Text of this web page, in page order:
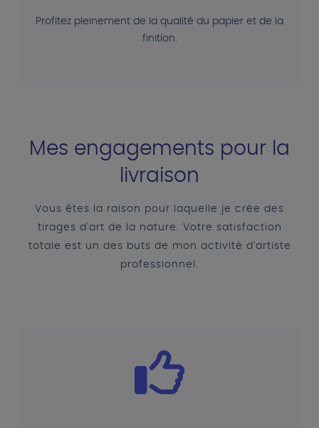
Profitez pleinement de la qualité du papier et de la
finition.
Mes engagements pour la
livraison
Vous êtes la raison pour laquelle je crée des
tirages d'art de la nature. Votre satisfaction
totale est un des buts de mon activité d'artiste
professionnel.